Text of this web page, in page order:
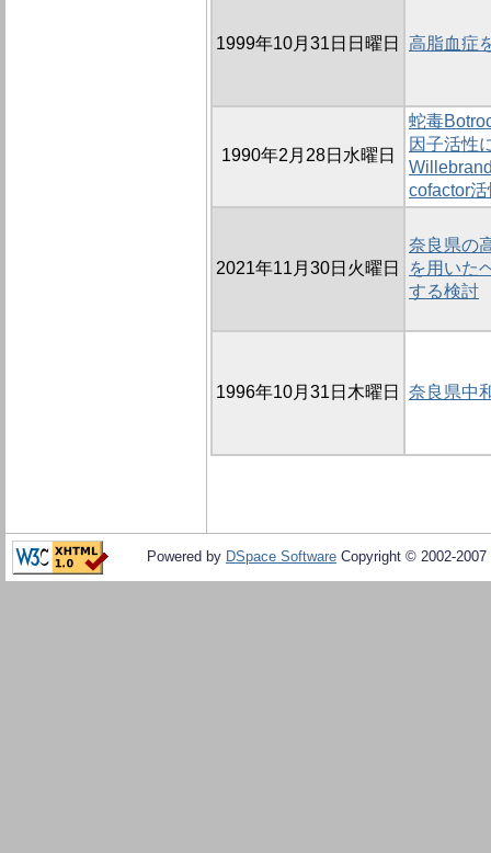
1999年10月31日日曜日 高脂血症
1990年2月28日水曜日
蛇毒
因子活性
cofactor
2021年11月30日火曜日
奈良県の
を用いた
する検討
1996年10月31日木曜日 奈良県中
Powered by DSpace Software Copyright © 2002-2007